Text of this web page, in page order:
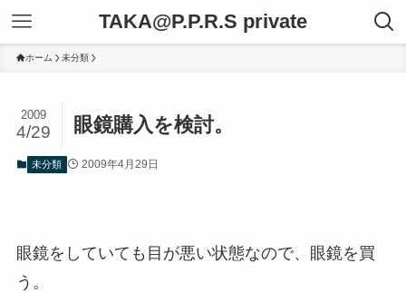
TAKA@P.P.R.S private
ホーム 未分類
眼鏡購入を検討。
2009
4/29
未分類 2009年4月29日
眼鏡をしていても目が悪い状態なので、眼鏡を買
う。